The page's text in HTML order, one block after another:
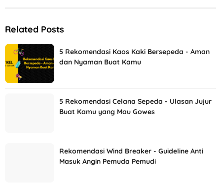
Related Posts
5 Rekomendasi Kaos Kaki Bersepeda - Aman
dan Nyaman Buat Kamu
5 Rekomendasi Celana Sepeda - Ulasan Jujur
Buat Kamu yang Mau Gowes
Rekomendasi Wind Breaker - Guideline Anti
Masuk Angin Pemuda Pemudi